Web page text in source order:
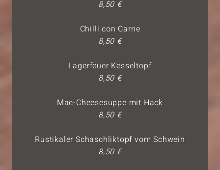
8,50 €
Chilli con Carne
8,50 €
Lagerfeuer Kesseltopf
8,50 €
Mac-Cheesesuppe mit Hack
8,50 €
Rustikaler Schaschliktopf vom Schwein
8,50 €